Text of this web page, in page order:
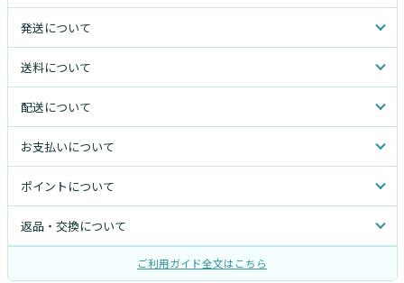
発送について
送料について
配送について
お支払いについて
ポイントについて
返品・交換について
ご利用ガイド全文はこちら